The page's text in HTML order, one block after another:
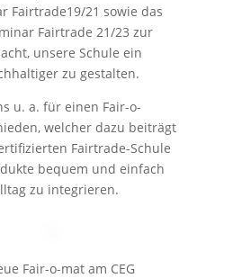
Fairtrade19/21 sowie das
Fairtrade 21/23 zur
unsere Schule ein
zu gestalten.
u. a. für einen Fair-o-
welcher dazu beiträgt
Fairtrade-Schule
bequem und einfach
zu integrieren.
Fair-o-mat am CEG